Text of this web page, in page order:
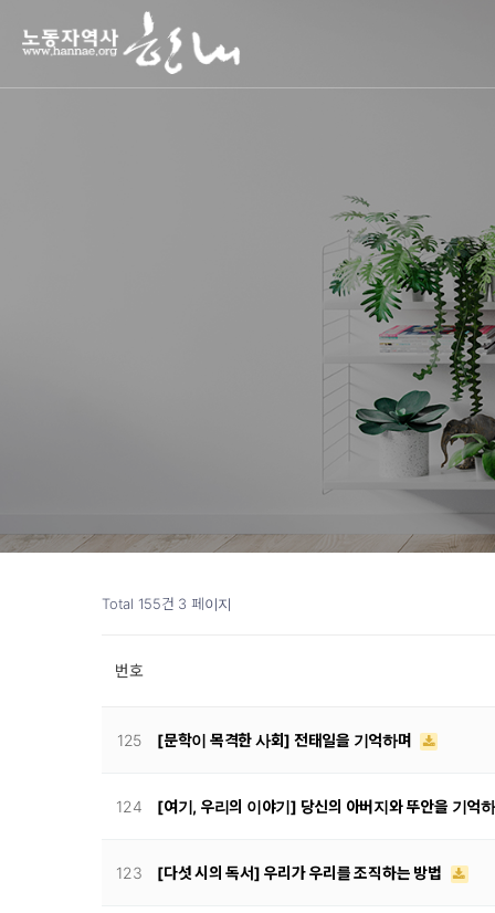
Total 155건 3 페이지
번호
125 [문학이 목격한 사회] 전태일을 기억하며
124 [여기, 우리의 이야기] 당신의 아버지와 뚜안을 기억
123 [다섯 시의 독서] 우리가 우리를 조직하는 방법